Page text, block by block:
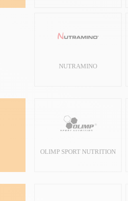
NUTRAMINO
OLIMP SPORT NUTRITION